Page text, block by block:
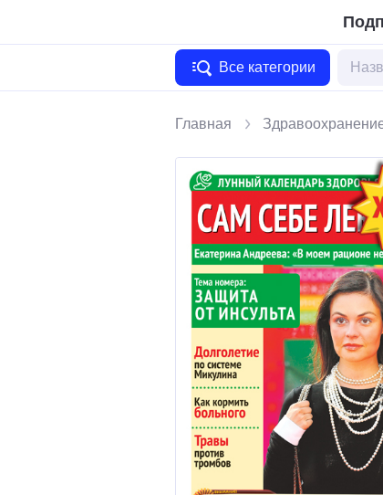
Все категории
Главная